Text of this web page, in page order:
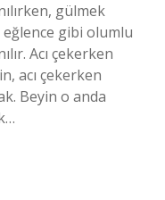
gülmek
gibi olumlu
Acı çekerken
acı çekerken
Beyin o anda